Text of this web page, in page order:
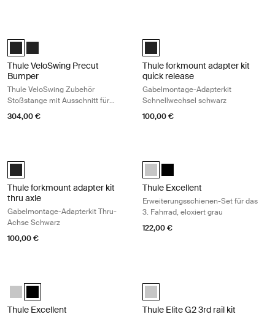
Thule VeloSwing Precut Bumper Schwarz (selected)
Thule VeloSwing Precut Bumper Schwarz
Thule VeloSwing Precut
Bumper
Thule VeloSwing Zubehör
Stoßstange mit Ausschnitt für
Transporter ohne Parksensor
304,00 €
Black (selected)
Thule forkmount adapter kit
quick release
Gabelmontage-Adapterkit
Schnellwechsel schwarz
100,00 €
Black (selected)
Thule forkmount adapter kit
thru axle
Gabelmontage-Adapterkit Thru-
Achse Schwarz
100,00 €
Thule Excellent 3rd Rail Kit
Thule Excellent 3rd Rail Kit
Thule Excellent
Erweiterungsschienen-Set für das
3. Fahrrad, eloxiert grau
122,00 €
Thule Excellent 3rd Rail Kit Eloxiert
Thule Excellent 3rd Rail Kit Black Schwarz (selected)
Thule Excellent
anodised (selected)
Thule Elite G2 3rd rail kit